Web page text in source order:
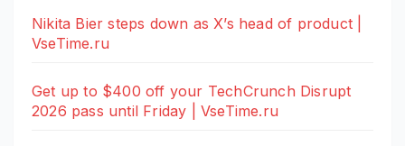
Nikita Bier steps down as X’s head of product |
VseTime.ru
Get up to $400 off your TechCrunch Disrupt
2026 pass until Friday | VseTime.ru